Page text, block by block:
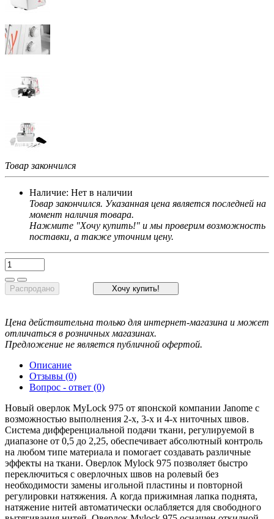
Товар закончился
Наличие: Нет в наличии
Товар закончился. Указанная цена является последней на
момент наличия товара.
Нажмите "Хочу купить!" и мы проверим возможность
поставки, а также уточним цену.
Распродано Хочу купить!
Цена действительна только для интернет-магазина и может
отличаться в розничных магазинах.
Предложение не является публичной офертой.
Описание
Отзывы (0)
Вопрос - ответ (0)
Новый оверлок MyLock 975 от японской компании Janome с
возможностью выполнения 2-х, 3-х и 4-х ниточных швов.
Система дифференциальной подачи ткани, регулируемой в
диапазоне от 0,5 до 2,25, обеспечивает абсолютный контроль
на любом типе материала и помогает создавать различные
эффекты на ткани. Оверлок Mylock 975 позволяет быстро
переключиться с оверлочных швов на ролевый без
необходимости замены игольной пластины и повторной
регулировки натяжения. А когда прижимная лапка поднята,
натяжение нитей автоматически ослабляется для свободного